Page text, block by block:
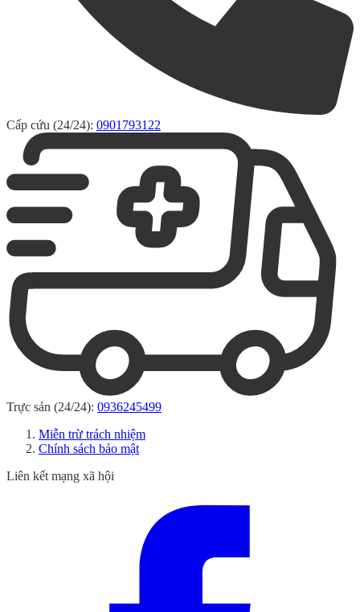
Cấp cứu (24/24): 0901793122
Trực sản (24/24): 0936245499
Miễn trừ trách nhiệm
Chính sách bảo mật
Liên kết mạng xã hội